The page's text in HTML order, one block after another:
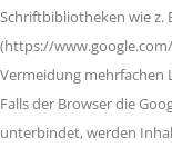
Schriftbibliotheken wie z.
(https://
Vermeidung mehrfachen
Falls der Browser die
unterbindet, werden